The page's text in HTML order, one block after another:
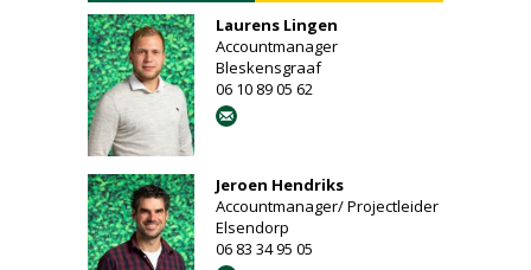
Laurens Lingen
Accountmanager
Bleskensgraaf
06 10 89 05 62
Jeroen Hendriks
Accountmanager/ Projectleider
Elsendorp
06 83 34 95 05